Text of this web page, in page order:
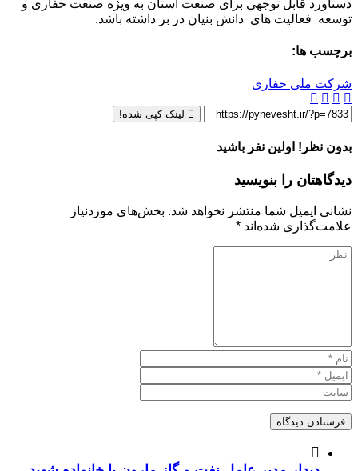
دستاورد قابل توجهی برای صنعت استان به ویژه صنعت حفاری و
توسعه فعالیت های دانش بنیان در بر داشته باشد.
برچسب ها:
شرکت ملی حفاری
لینک کپی شده!
بدون نظر! اولین نفر باشید
دیدگاهتان را بنویسید
نشانی ایمیل شما منتشر نخواهد شد. بخش‌های موردنیاز
علامت‌گذاری شده‌اند *